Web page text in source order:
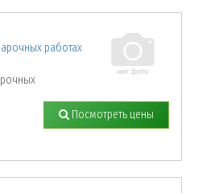
работах
Посмотреть цены